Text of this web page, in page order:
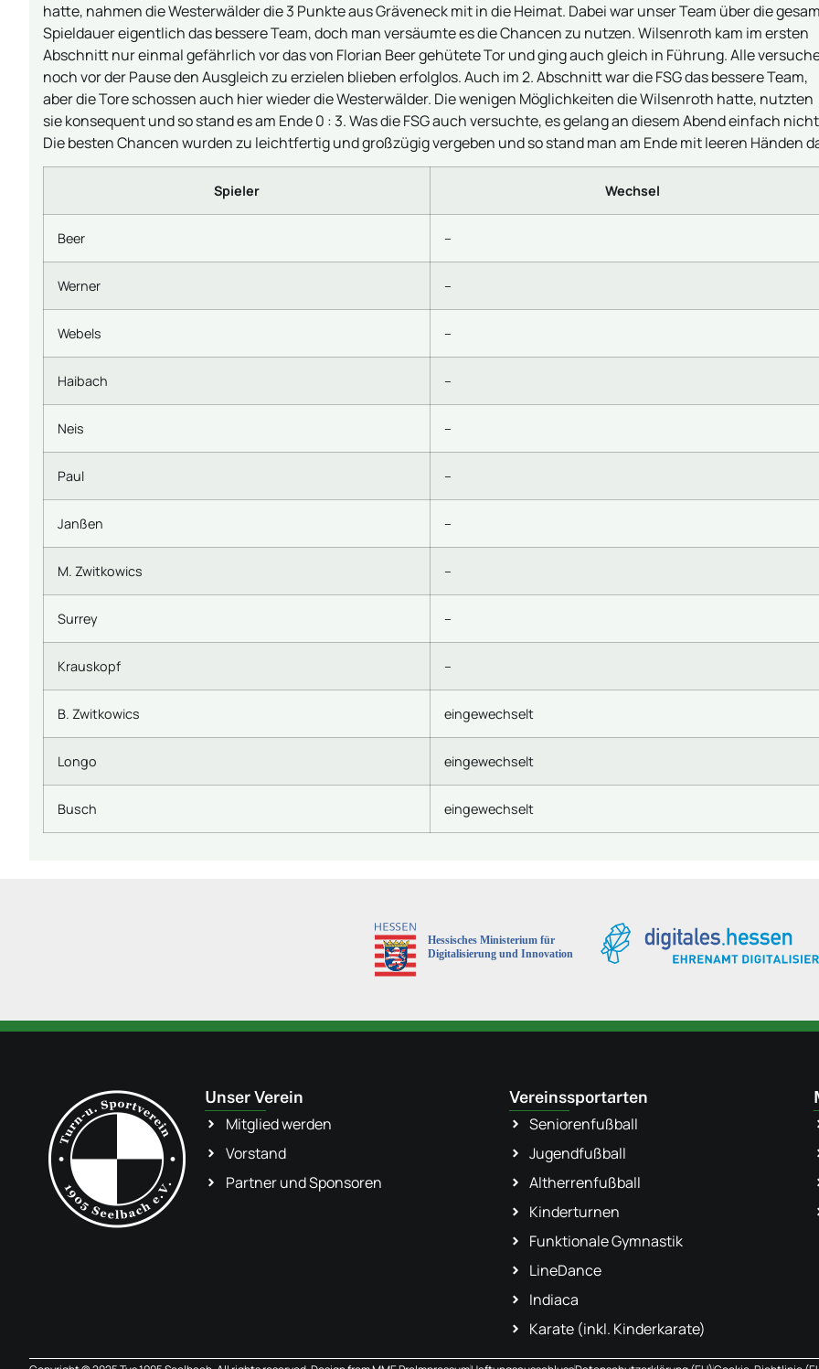
hatte, nahmen die Westerwälder die 3 Punkte aus Gräveneck mit in die Heimat. Dabei war unser Team über die
Spieldauer eigentlich das bessere Team, doch man versäumte es die Chancen zu nutzen. Wilsenroth kam im ersten
Abschnitt nur einmal gefährlich vor das von Florian Beer gehütete Tor und ging auch gleich in Führung. Alle
noch vor der Pause den Ausgleich zu erzielen blieben erfolglos. Auch im 2. Abschnitt war die FSG das bessere Team,
aber die Tore schossen auch hier wieder die Westerwälder. Die wenigen Möglichkeiten die Wilsenroth hatte, nutzten
sie konsequent und so stand es am Ende 0 : 3. Was die FSG auch versuchte, es gelang an diesem Abend einfach
Die besten Chancen wurden zu leichtfertig und großzügig vergeben und so stand man am Ende mit leeren Händen
Spieler Wechsel
Beer –
Werner –
Webels –
Haibach –
Neis –
Paul –
Janßen –
M. Zwitkowics –
Surrey –
Krauskopf –
B. Zwitkowics eingewechselt
Longo eingewechselt
Busch eingewechselt
Unser Verein
Mitglied werden
Vorstand
Partner und Sponsoren
Vereinssportarten
Seniorenfußball
Jugendfußball
Altherrenfußball
Kinderturnen
Funktionale Gymnastik
LineDance
Indiaca
Karate (inkl. Kinderkarate)